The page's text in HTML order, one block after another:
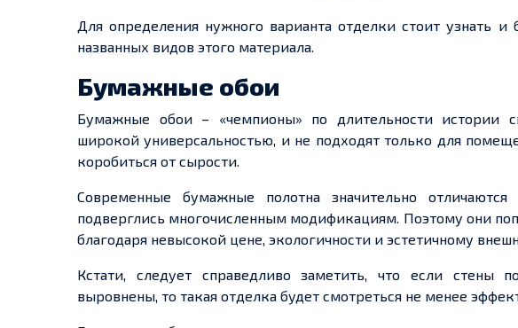
Для определения нужного варианта отделки стоит
названных видов этого материала.
Бумажные обои
Бумажные обои – «чемпионы» по длительности истории
широкой универсальностью, и не подходят только для
коробиться от сырости.
Современные бумажные полотна значительно
подверглись многочисленным модификациям. Поэтому они
благодаря невысокой цене, экологичности и эстетичному
Кстати, следует справедливо заметить, что если
выровнены, то такая отделка будет смотреться не менее